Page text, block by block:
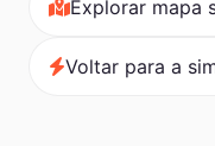
Explorar mapa
Voltar para a